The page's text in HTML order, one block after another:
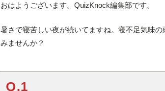
おはようございます。QuizKnock編集部です。
暑さで寝苦しい夜が続いてますね。寝不足気味
みませんか？
Q.1